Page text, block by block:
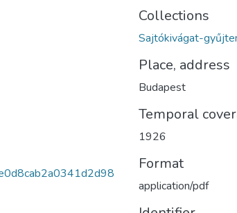
Collections
Sajtókivágat-
Place, address
Budapest
Temporal
1926
Format
application/pdf